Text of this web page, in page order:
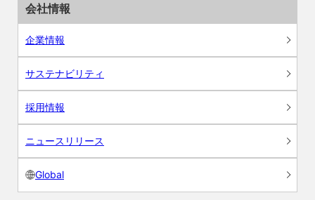
会社情報
企業情報
サステナビリティ
採用情報
ニュースリリース
Global